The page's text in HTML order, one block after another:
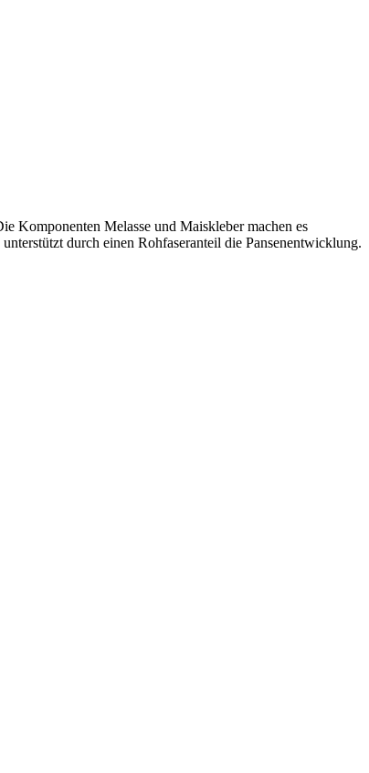
Komponenten Melasse und Maiskleber machen es
durch einen Rohfaseranteil die Pansenentwicklung.